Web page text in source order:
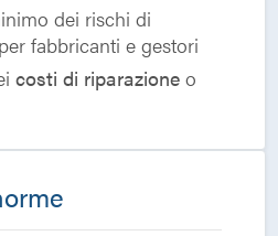
dei rischi di
fabbricanti e gestori
costi di riparazione o